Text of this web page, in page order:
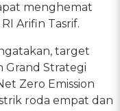
menghemat
Arifin Tasrif.
target
Grand Strategi
Zero Emission
roda empat dan